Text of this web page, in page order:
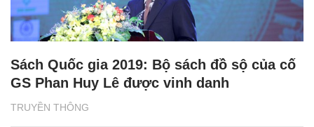
TRUYỀN THÔNG
Sách Quốc gia 2019: Bộ sách đồ sộ của cố
GS Phan Huy Lê được vinh danh